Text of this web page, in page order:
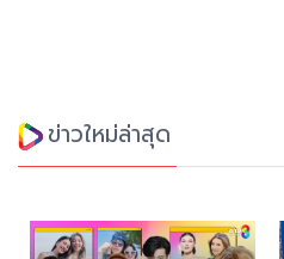
ข่าวใหม่ล่าสุด